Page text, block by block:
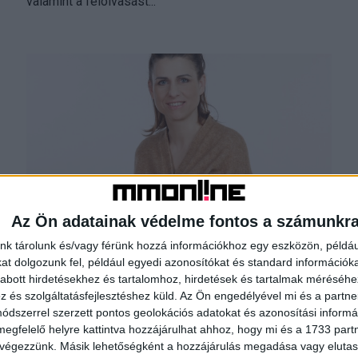
Az Ön adatainak védelme fontos a
tárolunk és/vagy férünk hozzá információkhoz egy eszközön,
dolgozunk fel, például egyedi azonosítókat és standard
hirdetésekhez és tartalomhoz, hirdetések és tartalmak
és szolgáltatásfejlesztéshez küld. Az Ön engedélyével mi és a
szerzett pontos geolokációs adatokat és azonosítási
helyre kattintva hozzájárulhat ahhoz, hogy mi és a 1733
Másik lehetőségként a hozzájárulás megadása vagy
Új marketingvezetővel folytatja a
Central
Karrier 2020. február 18.
A McCANN Ericksontól igazolt új marketingigazgatót a
Central Médiacsoport, Aniot-Helt Petra 2020. február
3-tól tölti be ezt a pozíciót. A szakember 2002-től az
Unilever, majd...